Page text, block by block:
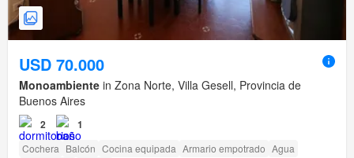
USD 70.000
Monoambiente in Zona Norte, Villa Gesell, Provincia de
Buenos Aires
2 1
Cochera Balcón Cocina equipada Armario empotrado Agua